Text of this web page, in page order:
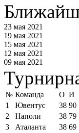
23 мая 2021
19 мая 2021
15 мая 2021
12 мая 2021
09 мая 2021
№ Команда О И
1
Ювентус 38 90
2
Наполи 38 79
3
Аталанта 38 69